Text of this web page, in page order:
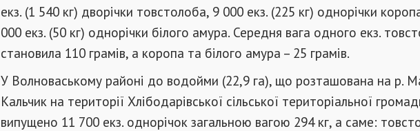
екз. (1 540 кг) дворічки товстолоба, 9 000 екз. (225 кг) однорічки
000 екз. (50 кг) однорічки білого амура. Середня вага одного екз.
становила 110 грамів, а коропа та білого амура – 25 грамів.
У Волноваському районі до водойми (22,9 га), що розташована на р.
Кальчик на території Хлібодарівської сільської територіальної
випущено 11 700 екз. однорічок загальною вагою 294 кг, а саме: